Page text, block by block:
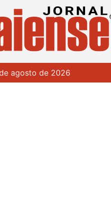
agosto de 2026